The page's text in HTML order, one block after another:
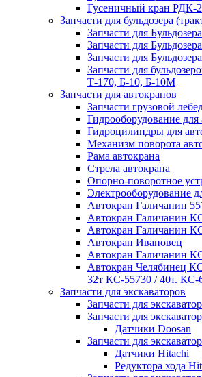
Гусеничный кран РДК-
Запчасти для бульдозера
Запчасти для
Запчасти для
Запчасти для
Запчасти для
Т-170, Б-10, Б-10М
Запчасти для автокранов
Запчасти грузовой
Гидрооборудование для
Гидроцилиндры для
Механизм поворота
Рама автокрана
Стрела автокрана
Опорно-поворотное
Электрооборудование
Автокран Галичанин
Автокран Галичанин
Автокран Галичанин
Автокран Ивановец
Автокран Галичанин
Автокран Челябинец
32т КС-55730 / 40т. КС-
Запчасти для экскаваторов
Запчасти для
Запчасти для
Датчики Doosan
Запчасти для
Датчики Hitachi
Редуктора хода